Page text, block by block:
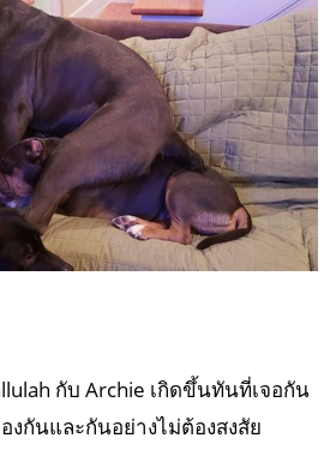
กับ Archie เกิดขึ้นทันที่เจอกัน
กันและกันอย่างไม่ต้องสงสัย